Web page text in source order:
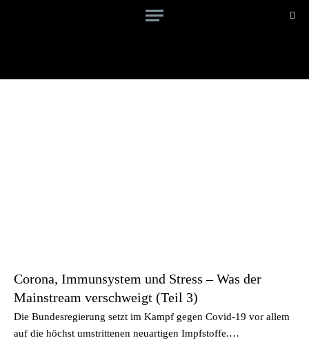
Corona, Immunsystem und Stress – Was der
Mainstream verschweigt (Teil 3)
Die Bundesregierung setzt im Kampf gegen Covid-19 vor allem
auf die höchst umstrittenen neuartigen Impfstoffe.…